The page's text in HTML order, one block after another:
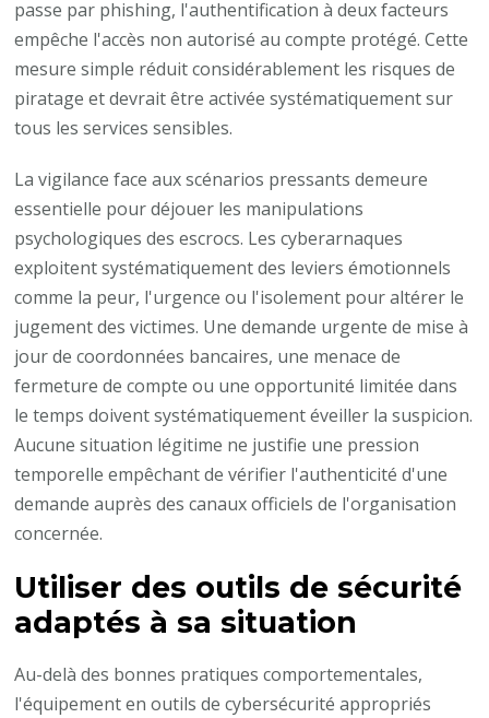
passe par phishing, l'authentification à deux facteurs
empêche l'accès non autorisé au compte protégé. Cette
mesure simple réduit considérablement les risques de
piratage et devrait être activée systématiquement sur
tous les services sensibles.
La vigilance face aux scénarios pressants demeure
essentielle pour déjouer les manipulations
psychologiques des escrocs. Les cyberarnaques
exploitent systématiquement des leviers émotionnels
comme la peur, l'urgence ou l'isolement pour altérer le
jugement des victimes. Une demande urgente de mise à
jour de coordonnées bancaires, une menace de
fermeture de compte ou une opportunité limitée dans
le temps doivent systématiquement éveiller la suspicion.
Aucune situation légitime ne justifie une pression
temporelle empêchant de vérifier l'authenticité d'une
demande auprès des canaux officiels de l'organisation
concernée.
Utiliser des outils de sécurité
adaptés à sa situation
Au-delà des bonnes pratiques comportementales,
l'équipement en outils de cybersécurité appropriés